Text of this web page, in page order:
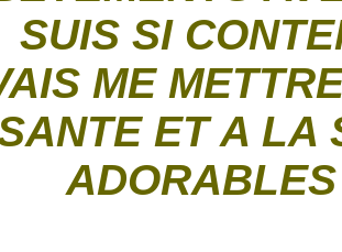
SUIS SI
ME
ET A LA